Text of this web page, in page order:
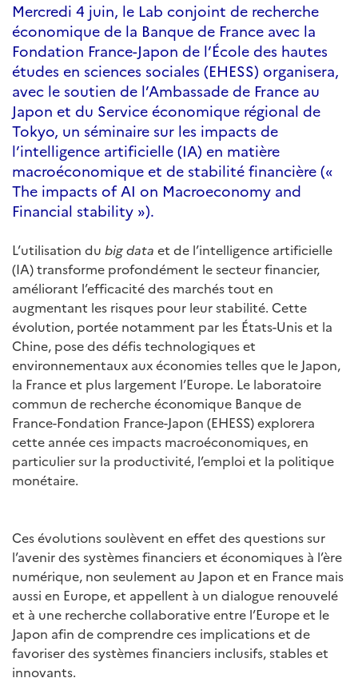
Mercredi 4 juin, le Lab conjoint de recherche
économique de la Banque de France avec la
Fondation France-Japon de l’École des hautes
études en sciences sociales (EHESS) organisera,
avec le soutien de l’Ambassade de France au
Japon et du Service économique régional de
Tokyo, un séminaire sur les impacts de
l’intelligence artificielle (IA) en matière
macroéconomique et de stabilité financière («
The impacts of AI on Macroeconomy and
Financial stability »).
L’utilisation du big data et de l’intelligence artificielle
(IA) transforme profondément le secteur financier,
améliorant l’efficacité des marchés tout en
augmentant les risques pour leur stabilité. Cette
évolution, portée notamment par les États-Unis et la
Chine, pose des défis technologiques et
environnementaux aux économies telles que le Japon,
la France et plus largement l’Europe. Le laboratoire
commun de recherche économique Banque de
France-Fondation France-Japon (EHESS) explorera
cette année ces impacts macroéconomiques, en
particulier sur la productivité, l’emploi et la politique
monétaire.
Ces évolutions soulèvent en effet des questions sur
l’avenir des systèmes financiers et économiques à l’ère
numérique, non seulement au Japon et en France mais
aussi en Europe, et appellent à un dialogue renouvelé
et à une recherche collaborative entre l’Europe et le
Japon afin de comprendre ces implications et de
favoriser des systèmes financiers inclusifs, stables et
innovants.